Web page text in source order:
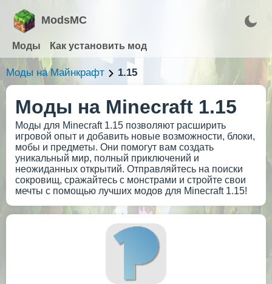
ModsMC
Моды Как установить мод
Моды на Майнкрафт 1.15
Моды на Minecraft 1.15
Моды для Minecraft 1.15 позволяют расширить
игровой опыт и добавить новые возможности, блоки,
мобы и предметы. Они помогут вам создать
уникальный мир, полный приключений и
неожиданных открытий. Отправляйтесь на поиски
сокровищ, сражайтесь с монстрами и стройте свои
мечты с помощью лучших модов для Minecraft 1.15!